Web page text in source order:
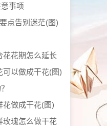
事项
点告别迷茫(图)
花花期怎么延长
可以做成干花(图)
花做成干花(图)
玫瑰怎么做干花